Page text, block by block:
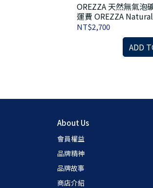
OREZZA 天然無氣
運費 OREZZA
1000ml
NT$2,700
ADD
About Us
會員權益
品牌精神
品牌故事
商店介紹